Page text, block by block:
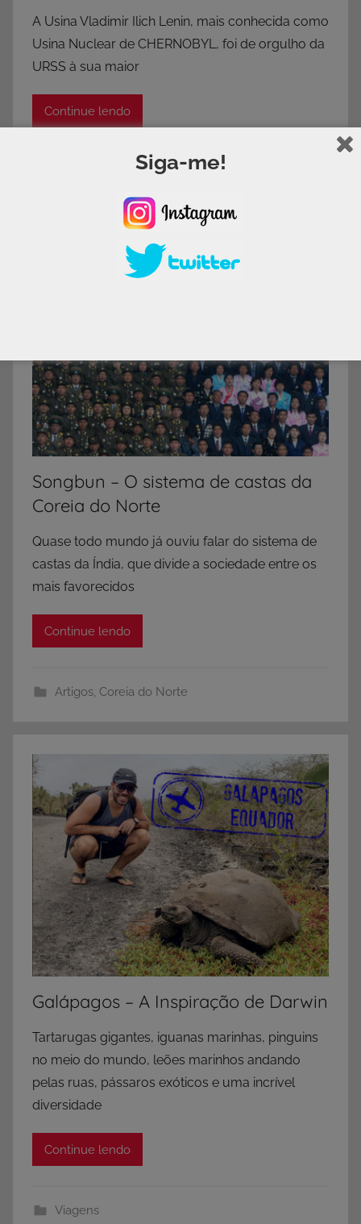
A Usina Vladimir Ilich Lenin, mais conhecida como
Usina Nuclear de CHERNOBYL, foi de orgulho da
URSS à sua maior
Continue lendo
Songbun – O sistema de castas da
Coreia do Norte
Quase todo mundo já ouviu falar do sistema de
castas da Índia, que divide a sociedade entre os
mais favorecidos
Continue lendo
Artigos, Coreia do Norte
Galápagos – A Inspiração de Darwin
Tartarugas gigantes, iguanas marinhas, pinguins
no meio do mundo, leões marinhos andando
pelas ruas, pássaros exóticos e uma incrível
diversidade
Continue lendo
Viagens
Siga-me!